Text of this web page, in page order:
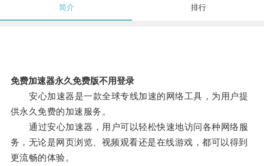
简介 排行
免费加速器永久免费版不用登录
安心加速器是一款全球专线加速的网络工具，为用户提
供永久免费的加速服务。
通过安心加速器，用户可以轻松快速地访问各种网络服
务，无论是网页浏览、视频观看还是在线游戏，都可以得到
更流畅的体验。